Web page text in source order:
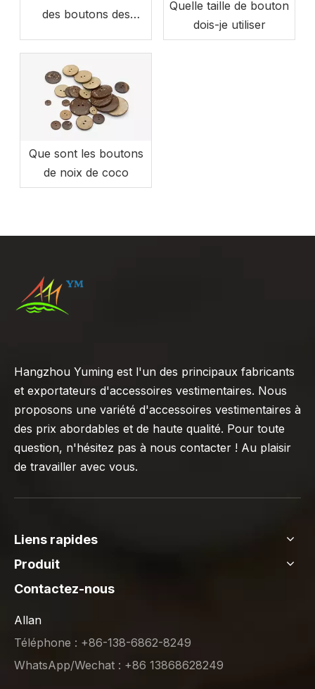
des boutons des
Quelle taille de bouton
dois-je utiliser
Que sont les boutons
de noix de coco
Hangzhou Yuming est l'un des principaux fabricants
et exportateurs d'accessoires vestimentaires. Nous
proposons une variété d'accessoires vestimentaires à
des prix abordables et de haute qualité. Pour toute
question, n'hésitez pas à nous contacter ! Au plaisir
de travailler avec vous.
Liens rapides
Produit
Contactez-nous
Allan
Téléphone : +86-138-6862-8249
WhatsApp/Wechat : +86 13868628249